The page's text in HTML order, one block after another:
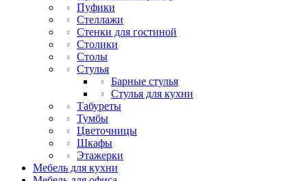
Пуфики
Стеллажи
Стенки для гостиной
Столики
Столы
Стулья
Барные стулья
Стулья для кухни
Табуреты
Тумбы
Цветочницы
Шкафы
Этажерки
Мебель для кухни